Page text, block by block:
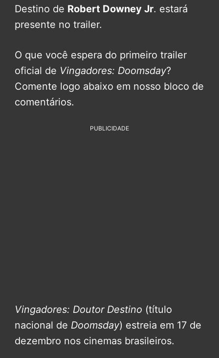
Destino de Robert Downey Jr. estará
presente no trailer.
O que você espera do primeiro trailer
oficial de Vingadores: Doomsday?
Comente logo abaixo em nosso bloco de
comentários.
PUBLICIDADE
Vingadores: Doutor Destino (título
nacional de Doomsday) estreia em 17 de
dezembro nos cinemas brasileiros.